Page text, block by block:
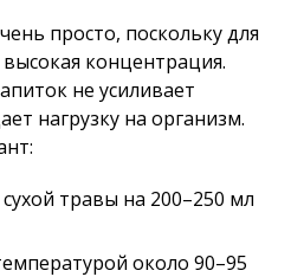
просто, поскольку для
высокая концентрация.
не усиливает
нагрузку на организм.
травы на 200–250 мл
около 90–95